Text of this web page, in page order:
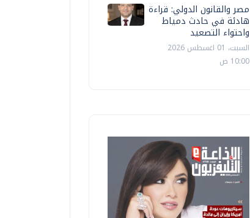
مصر والقانون الدولي: قراءة
هادئة في حادث دمياط
واحتواء التصعيد
السبت، 01 اغسطس 2026
10:00 ص